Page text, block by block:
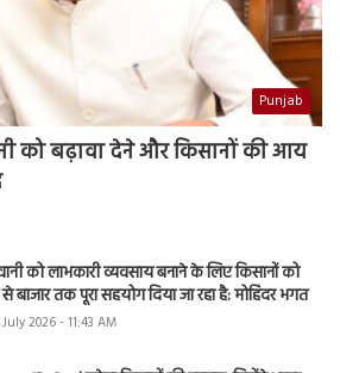
Punjab
को बढ़ावा देने और किसानों की आय
को लाभकारी व्यवसाय बनाने के लिए किसानों को
बाजार तक पूरा सहयोग दिया जा रहा है: मोहिंदर भगत
July 2026 - 11:43 AM